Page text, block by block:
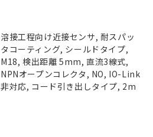
溶接工程向け近接センサ, 耐スパッ
タコーティング, シールドタイプ,
M18, 検出距離 5mm, 直流3線式,
NPNオープンコレクタ, NO, IO-Link
非対応, コード引き出しタイプ, 2m